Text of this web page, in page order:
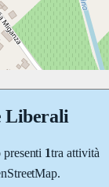
Liberali
presenti 1tra attività